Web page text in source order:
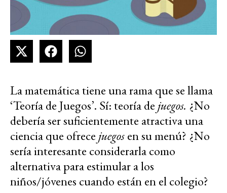
La matemática tiene una rama que se llama
‘Teoría de Juegos’. Sí: teoría dejuegos. ¿No
debería ser suficientemente atractiva una
ciencia que ofrecejuegosen su menú? ¿No
sería interesante considerarla como
alternativa para estimular a los
niños/jóvenes cuando están en el colegio?